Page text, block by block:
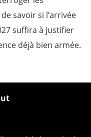
savoir si l’arrivée
suffira à justifier
déjà bien armée.